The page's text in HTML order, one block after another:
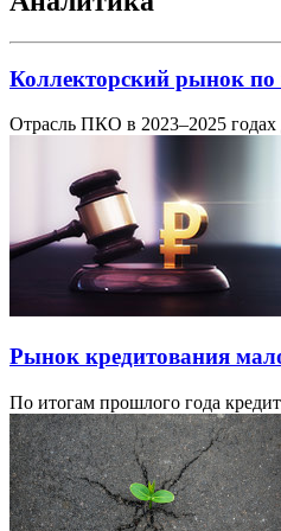
Коллекторский рынок по
Отрасль ПКО в 2023–2025 годах
Рынок кредитования
По итогам прошлого года